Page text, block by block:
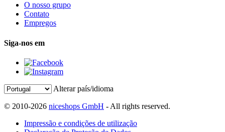
O nosso grupo
Contato
Empregos
Siga-nos em
Alterar país/idioma
© 2010-2026 niceshops GmbH - All rights reserved.
Impressão e condições de utilização